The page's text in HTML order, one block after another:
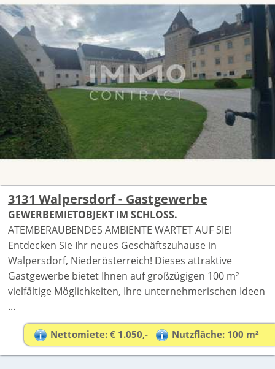
3131 Walpersdorf - Gastgewerbe
GEWERBEMIETOBJEKT IM SCHLOSS.
ATEMBERAUBENDES AMBIENTE WARTET AUF SIE!
Entdecken Sie Ihr neues Geschäftszuhause in
Walpersdorf, Niederösterreich! Dieses attraktive
Gastgewerbe bietet Ihnen auf großzügigen 100 m²
vielfältige Möglichkeiten, Ihre unternehmerischen Ideen
...
Nettomiete: € 1.050,- Nutzfläche: 100 m²